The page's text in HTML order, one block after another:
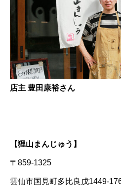
店主 豊田康裕さん
【狸山まんじゅう】
〒859-1325
雲仙市国見町多比良戊1449-